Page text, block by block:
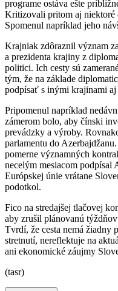
programe ostáva ešte
Kritizovali pritom aj niektoré
Spomenul napríklad jeho
Krajniak zdôraznil význam
a prezidenta krajiny z
politici. Ich cesty sú
tým, že na základe
podpísať s inými krajinami aj
Pripomenul napríklad
zámerom bolo, aby čínski
prevádzky a výroby.
parlamentu do
pomerne významných
necelým mesiacom podpísal
Európskej únie vrátane
podotkol.
Fico na stredajšej tlačovej
aby zrušil plánovanú
Tvrdí, že cesta nemá žiadny
stretnutí, nereflektuje na
ani ekonomické záujmy
(tasr)